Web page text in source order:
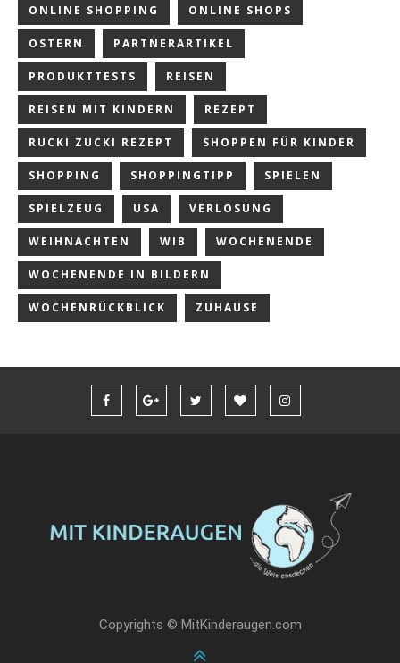
ONLINE SHOPPING ONLINE SHOPS
OSTERN PARTNERARTIKEL
PRODUKTTESTS REISEN
REISEN MIT KINDERN REZEPT
RUCKI ZUCKI REZEPT SHOPPEN FÜR KINDER
SHOPPING SHOPPINGTIPP SPIELEN
SPIELZEUG USA VERLOSUNG
WEIHNACHTEN WIB WOCHENENDE
WOCHENENDE IN BILDERN
WOCHENRÜCKBLICK ZUHAUSE
Copyrights © MitKinderaugen.com